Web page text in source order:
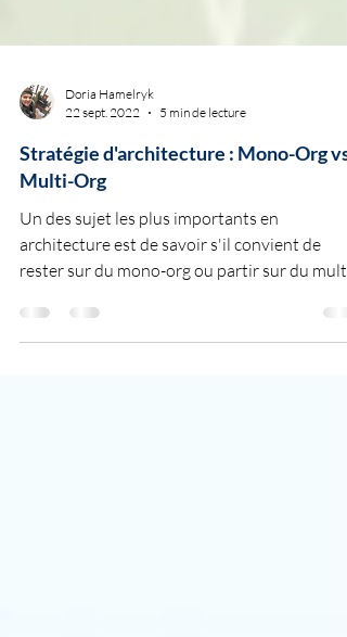
Doria Hamelryk
22 sept. 2022
5 min de lecture
Stratégie d'architecture : Mono-Org vs.
Multi-Org
Un des sujet les plus importants en
architecture est de savoir s'il convient de